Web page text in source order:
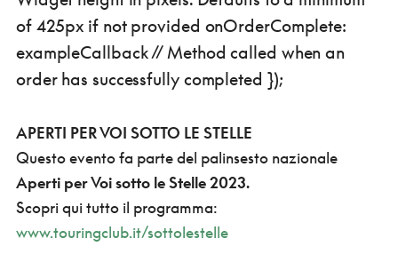
of 425px if not provided onOrderComplete:
exampleCallback // Method called when an
order has successfully completed });
APERTI PER VOI SOTTO LE STELLE
Questo evento fa parte del palinsesto nazionale
Aperti per Voi sotto le Stelle 2023.
Scopri qui tutto il programma:
www.touringclub.it/sottolestelle